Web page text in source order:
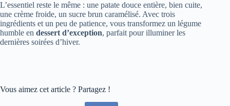
L’essentiel reste le même : une patate douce entière, bien cuite,
une crème froide, un sucre brun caramélisé. Avec trois
ingrédients et un peu de patience, vous transformez un légume
humble en dessert d’exception, parfait pour illuminer les
dernières soirées d’hiver.
Vous aimez cet article ? Partagez !